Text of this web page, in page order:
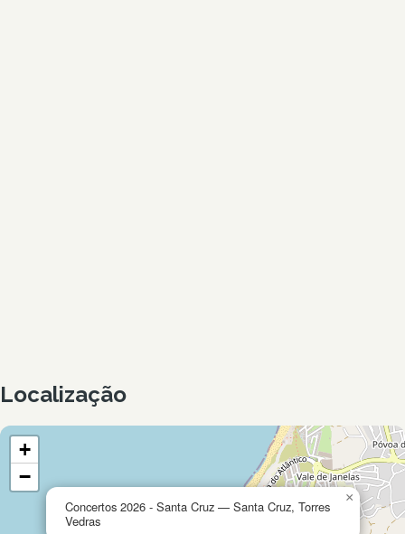
Localização
Concertos 2026 - Santa Cruz — Santa Cruz, Torres
Vedras
×
+
−